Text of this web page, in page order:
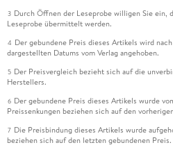
3 Durch Öffnen der Leseprobe willigen Sie ein,
Leseprobe übermittelt werden.
4 Der gebundene Preis dieses Artikels wird
dargestellten Datums vom Verlag angehoben.
5 Der Preisvergleich bezieht sich auf die
Herstellers.
6 Der gebundene Preis dieses Artikels wurde
Preissenkungen beziehen sich auf den
7 Die Preisbindung dieses Artikels wurde
beziehen sich auf den letzten gebundenen Preis.